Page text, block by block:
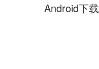
Android下载